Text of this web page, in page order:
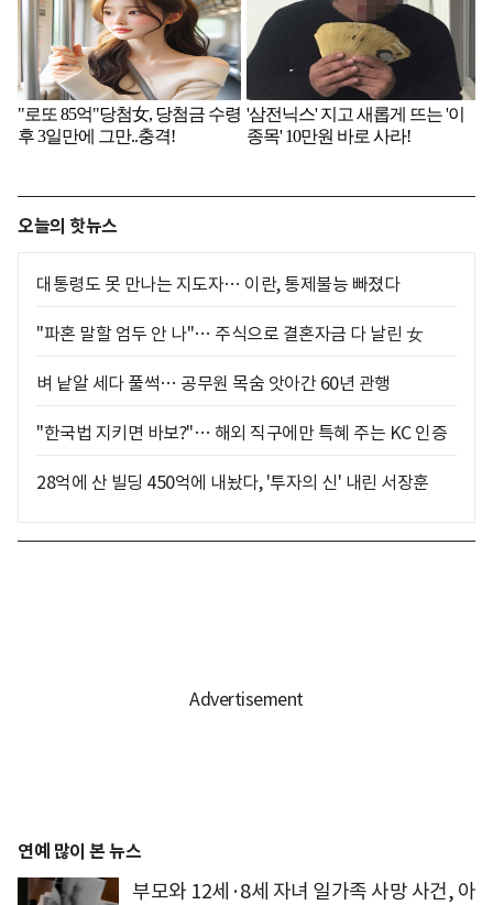
오늘의 핫뉴스
대통령도 못 만나는 지도자… 이란, 통제불능 빠졌다
"파혼 말할 엄두 안 나"… 주식으로 결혼자금 다 날린 女
벼 낱알 세다 풀썩… 공무원 목숨 앗아간 60년 관행
"한국법 지키면 바보?"… 해외 직구에만 특혜 주는 KC 인증
28억에 산 빌딩 450억에 내놨다, '투자의 신' 내린 서장훈
연예 많이 본 뉴스
부모와 12세·8세 자녀 일가족 사망 사건, 아